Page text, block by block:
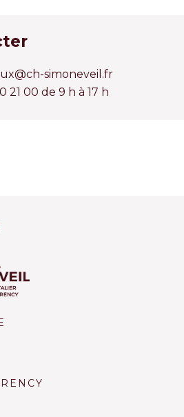
simoneveil.fr
21 00 de 9 h à 17 h